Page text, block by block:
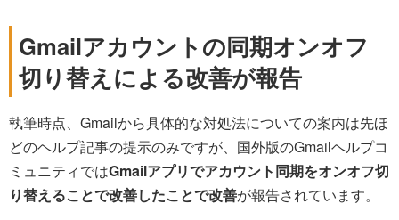
Gmailアカウントの同期オンオフ
切り替えによる改善が報告
執筆時点、Gmailから具体的な対処法についての案内は先ほ
どのヘルプ記事の提示のみですが、国外版のGmailヘルプコ
ミュニティではGmailアプリでアカウント同期をオンオフ切
り替えることで改善したことで改善が報告されています。